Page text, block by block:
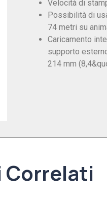
Velocità di
Possibilità di
74 metri su
Caricamento
supporto
214 mm